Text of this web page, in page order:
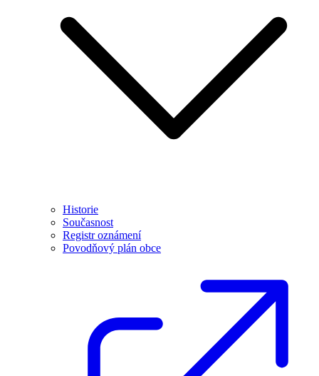
Historie
Současnost
Registr oznámení
Povodňový plán obce